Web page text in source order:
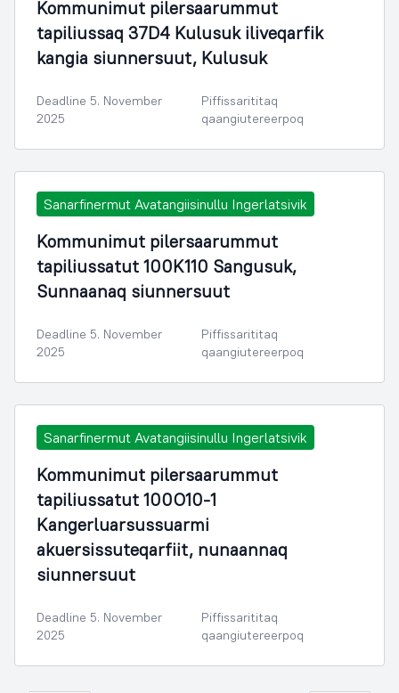
Kommunimut pilersaarummut
tapiliussaq 37D4 Kulusuk iliveqarfik
kangia siunnersuut, Kulusuk
Deadline 5. November
2025
Piffissarititaq
qaangiutereerpoq
Sanarfinermut Avatangiisinullu Ingerlatsivik
Kommunimut pilersaarummut
tapiliussatut 100K110 Sangusuk,
Sunnaanaq siunnersuut
Deadline 5. November
2025
Piffissarititaq
qaangiutereerpoq
Sanarfinermut Avatangiisinullu Ingerlatsivik
Kommunimut pilersaarummut
tapiliussatut 100O10-1
Kangerluarsussuarmi
akuersissuteqarfiit, nunaannaq
siunnersuut
Deadline 5. November
2025
Piffissarititaq
qaangiutereerpoq